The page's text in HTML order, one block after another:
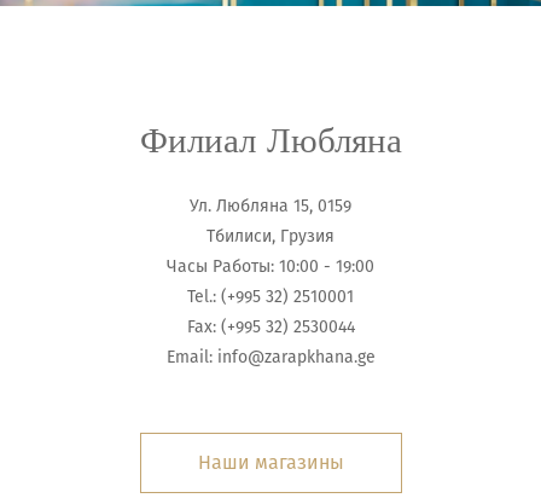
Филиал Любляна
Ул. Любляна 15, 0159
Тбилиси, Грузия
Часы Работы: 10:00 - 19:00
Tel.: (+995 32) 2510001
Fax: (+995 32) 2530044
Email: info@zarapkhana.ge
Наши магазины